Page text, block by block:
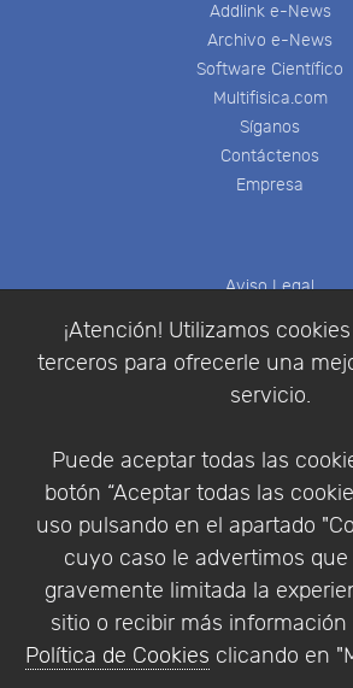
¡Atención! Utilizamos
terceros para ofrecerle una
servicio.
Puede aceptar todas las
botón “Aceptar todas las
uso pulsando en el apartado
cuyo caso le advertimos
gravemente limitada la
sitio o recibir más
Política de Cookies clicando en
Addlink e-News
Archivo e-News
Software Científico
Multifisica.com
Síganos
Contáctenos
Empresa
Aviso Legal
Política de Privacidad
Condiciones de
Identificarse
Empresa|Aviso Legal| Política
Política de Cookies
© Copyright 1994 - 2026.
Científico, S.L.